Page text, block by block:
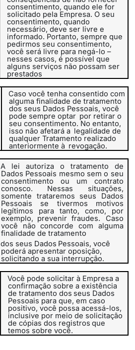
consentimento, quando ele for
solicitado pela Empresa. O seu
consentimento, quando
necessário, deve ser livre e
informado. Portanto, sempre que
pedirmos seu consentimento,
você será livre para negá-lo –
nesses casos, é possível que
alguns serviços não possam ser
prestados
Caso você tenha consentido com
alguma finalidade de tratamento
dos seus Dados Pessoais, você
pode sempre optar por retirar o
seu consentimento. No entanto,
isso não afetará a legalidade de
qualquer Tratamento realizado
anteriormente à revogação.
A lei autoriza o tratamento
de
Dados Pessoais mesmo sem o seu
consentimento ou um contrato
conosco. Nessas situações,
somente trataremos seus Dados
Pessoais se tivermos motivos
legítimos para tanto, como, por
exemplo, prevenir fraudes.
Caso
você não concorde com alguma
finalidade de tratamento
dos seus Dados Pessoais, você
poderá apresentar oposição,
solicitando a sua interrupção.
Você pode solicitar à Empresa a
confirmação sobre a existência
de tratamento dos seus Dados
Pessoais para que, em caso
positivo, você possa acessá-los,
inclusive por meio de solicitação
de cópias dos registros que
temos sobre você.